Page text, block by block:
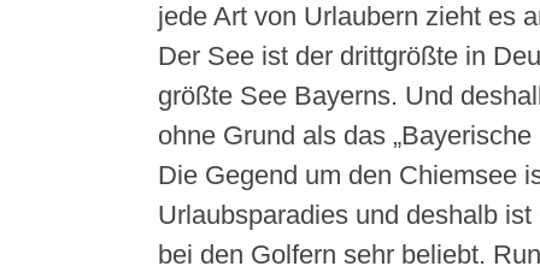
jede Art von Urlaubern zieht es
Der See ist der drittgrößte in
größte See Bayerns. Und
ohne Grund als das „Bayerische
Die Gegend um den Chiemsee
Urlaubsparadies und deshalb
bei den Golfern sehr beliebt.